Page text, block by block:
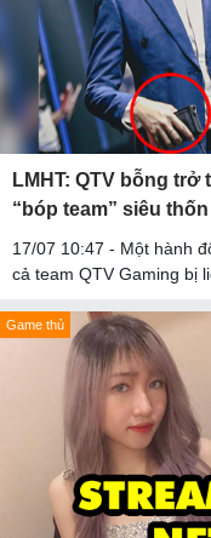
LMHT: QTV bỗng trở
“bóp team” siêu thốn
17/07 10:47 - Một hành
cả team QTV Gaming bị
Game thủ